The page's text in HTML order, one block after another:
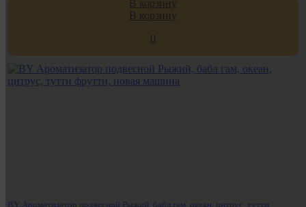
В корзину
В корзину
0
BY Ароматизатор подвесной Рыжий, бабл гам, океан, цитрус, тутти